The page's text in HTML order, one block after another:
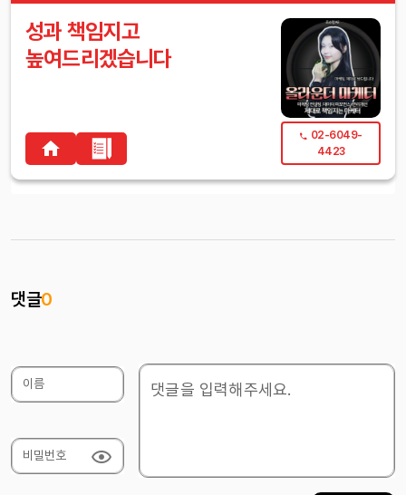
성과 책임지고
높여드리겠습니다
02-6049-
4423
댓글0
이름
비밀번호